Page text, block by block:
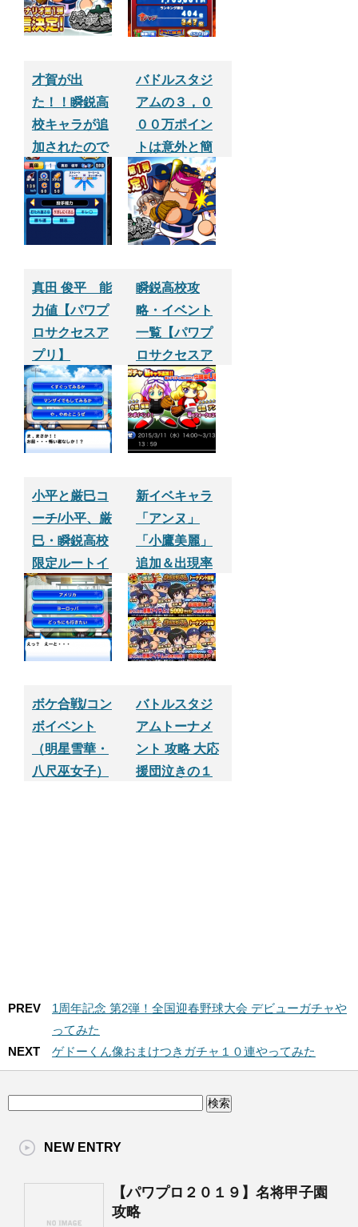
才賀が出
た！！瞬鋭高
校キャラが追
加されたので
早速１０連ガ
チャやってみ
た【パワプロ
サクセスアプ
バドルスタジ
アムの３，０
００万ポイン
トは意外と簡
単かも【パワ
プロサクセス
アプリ】
真田 俊平 能
力値【パワプ
ロサクセスア
プリ】
瞬鋭高校攻
略・イベント
一覧【パワプ
ロサクセスア
プリ】
小平と厳巳コ
ーチ/小平、厳
巳・瞬鋭高校
限定ルートイ
ベント【パワ
プロサクセス
アプリ】
新イベキャラ
「アンヌ」
「小鷹美麗」
追加＆出現率
UP【パワプロ
サクセスアプ
リ】
ボケ合戦/コン
ボイベント
（明星雪華・
八尺巫女子）
バトルスタジ
アムトーナメ
ント 攻略 大応
援団泣きの１
PREV
1周年記念 第2弾！全国迎春野球大会 デビューガチャや
ってみた
NEXT
ゲドーくん像おまけつきガチャ１０連やってみた
NEW ENTRY
【パワプロ２０１９】名将甲子園
攻略